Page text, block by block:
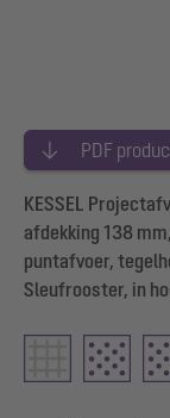
PDF
KESSEL
afdekking 138
puntafvoer,
Sleufrooster, in